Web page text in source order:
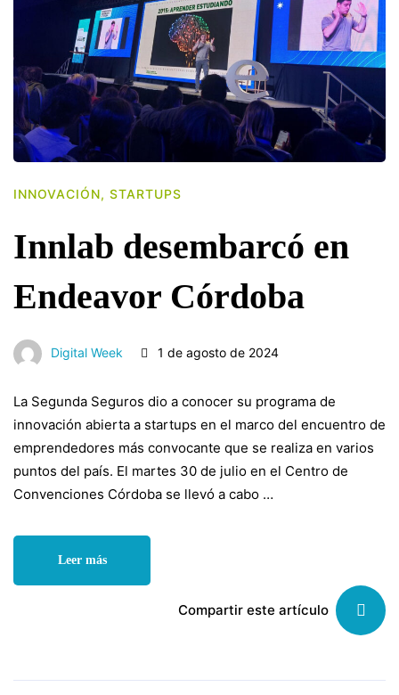
INNOVACIÓN, STARTUPS
Innlab desembarcó en
Endeavor Córdoba
Digital Week 1 de agosto de 2024
La Segunda Seguros dio a conocer su programa de
innovación abierta a startups en el marco del encuentro de
emprendedores más convocante que se realiza en varios
puntos del país. El martes 30 de julio en el Centro de
Convenciones Córdoba se llevó a cabo …
Leer más
Compartir este artículo